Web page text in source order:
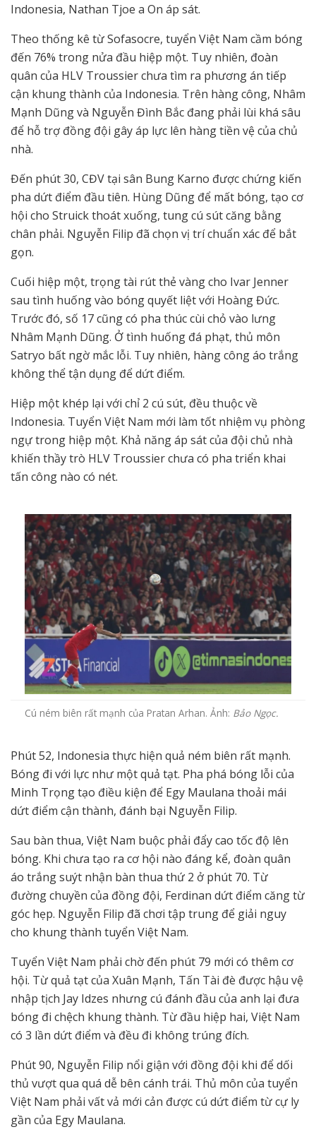
Indonesia, Nathan Tjoe a On áp sát.
Theo thống kê từ Sofasocre, tuyển Việt Nam cầm bóng
đến 76% trong nửa đầu hiệp một. Tuy nhiên, đoàn
quân của HLV Troussier chưa tìm ra phương án tiếp
cận khung thành của Indonesia. Trên hàng công, Nhâm
Mạnh Dũng và Nguyễn Đình Bắc đang phải lùi khá sâu
để hỗ trợ đồng đội gây áp lực lên hàng tiền vệ của chủ
nhà.
Đến phút 30, CĐV tại sân Bung Karno được chứng kiến
pha dứt điểm đầu tiên. Hùng Dũng để mất bóng, tạo cơ
hội cho Struick thoát xuống, tung cú sút căng bằng
chân phải. Nguyễn Filip đã chọn vị trí chuẩn xác để bắt
gọn.
Cuối hiệp một, trọng tài rút thẻ vàng cho Ivar Jenner
sau tình huống vào bóng quyết liệt với Hoàng Đức.
Trước đó, số 17 cũng có pha thúc cùi chỏ vào lưng
Nhâm Mạnh Dũng. Ở tình huống đá phạt, thủ môn
Satryo bất ngờ mắc lỗi. Tuy nhiên, hàng công áo trắng
không thể tận dụng để dứt điểm.
Hiệp một khép lại với chỉ 2 cú sút, đều thuộc về
Indonesia. Tuyển Việt Nam mới làm tốt nhiệm vụ phòng
ngự trong hiệp một. Khả năng áp sát của đội chủ nhà
khiến thầy trò HLV Troussier chưa có pha triển khai
tấn công nào có nét.
Cú ném biên rất mạnh của Pratan Arhan. Ảnh: Bảo Ngọc.
Phút 52, Indonesia thực hiện quả ném biên rất mạnh.
Bóng đi với lực như một quả tạt. Pha phá bóng lỗi của
Minh Trọng tạo điều kiện để Egy Maulana thoải mái
dứt điểm cận thành, đánh bại Nguyễn Filip.
Sau bàn thua, Việt Nam buộc phải đẩy cao tốc độ lên
bóng. Khi chưa tạo ra cơ hội nào đáng kể, đoàn quân
áo trắng suýt nhận bàn thua thứ 2 ở phút 70. Từ
đường chuyền của đồng đội, Ferdinan dứt điểm căng từ
góc hẹp. Nguyễn Filip đã chơi tập trung để giải nguy
cho khung thành tuyển Việt Nam.
Tuyển Việt Nam phải chờ đến phút 79 mới có thêm cơ
hội. Từ quả tạt của Xuân Mạnh, Tấn Tài đè được hậu vệ
nhập tịch Jay Idzes nhưng cú đánh đầu của anh lại đưa
bóng đi chệch khung thành. Từ đầu hiệp hai, Việt Nam
có 3 lần dứt điểm và đều đi không trúng đích.
Phút 90, Nguyễn Filip nổi giận với đồng đội khi để dối
thủ vượt qua quá dễ bên cánh trái. Thủ môn của tuyển
Việt Nam phải vất vả mới cản được cú dứt điểm từ cự ly
gần của Egy Maulana.